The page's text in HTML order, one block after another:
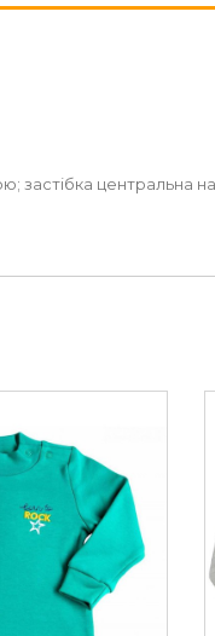
центральна на